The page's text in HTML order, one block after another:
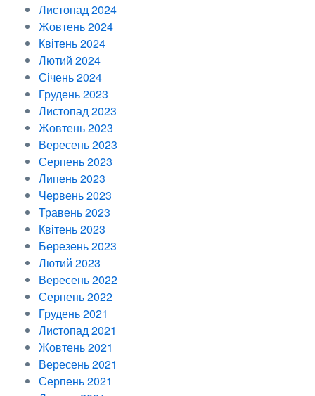
Листопад 2024
Жовтень 2024
Квітень 2024
Лютий 2024
Січень 2024
Грудень 2023
Листопад 2023
Жовтень 2023
Вересень 2023
Серпень 2023
Липень 2023
Червень 2023
Травень 2023
Квітень 2023
Березень 2023
Лютий 2023
Вересень 2022
Серпень 2022
Грудень 2021
Листопад 2021
Жовтень 2021
Вересень 2021
Серпень 2021